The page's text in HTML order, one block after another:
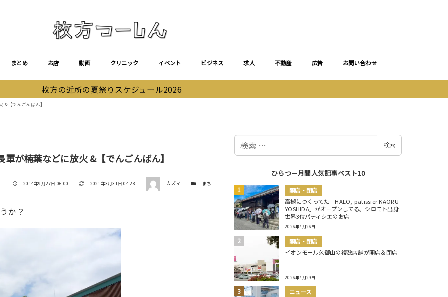
まとめ お店 動画 クリニック イベント ビジネス 求人 不動産 広告 お問い合わせ
枚方の近所の夏祭りスケジュール2026
&【でんごんばん】
が楠葉などに放火 &【でんごんばん】
投稿日
2014年9月27日 06:00 更新日
2021年3月31日 04:28 著者 カズマ カテゴリー
まち
か？
検
検索
ひらつー月間人気記事ベスト10
開店・閉店
高槻につくってた「HALO, patissier KAORU
YOSHIDA」がオープンしてる。シロモト出身
世界3位パティシエのお店
2026年7月26日
開店・閉店
イオンモール久御山の複数店舗が開店＆閉店
2026年7月29日
ニュース